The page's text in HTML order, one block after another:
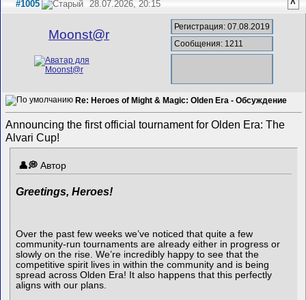
#1005 28.07.2026, 20:15 ^
Mооnst@r
Регистрация: 07.08.2019
Сообщения: 1211
Re: Heroes of Might & Magic: Olden Era - Обсуждение
Announcing the first official tournament for Olden Era: The
Alvari Cup!
Автор
Greetings, Heroes!
Over the past few weeks we’ve noticed that quite a few
community-run tournaments are already either in progress or
slowly on the rise. We’re incredibly happy to see that the
competitive spirit lives in within the community and is being
spread across Olden Era! It also happens that this perfectly
aligns with our plans.